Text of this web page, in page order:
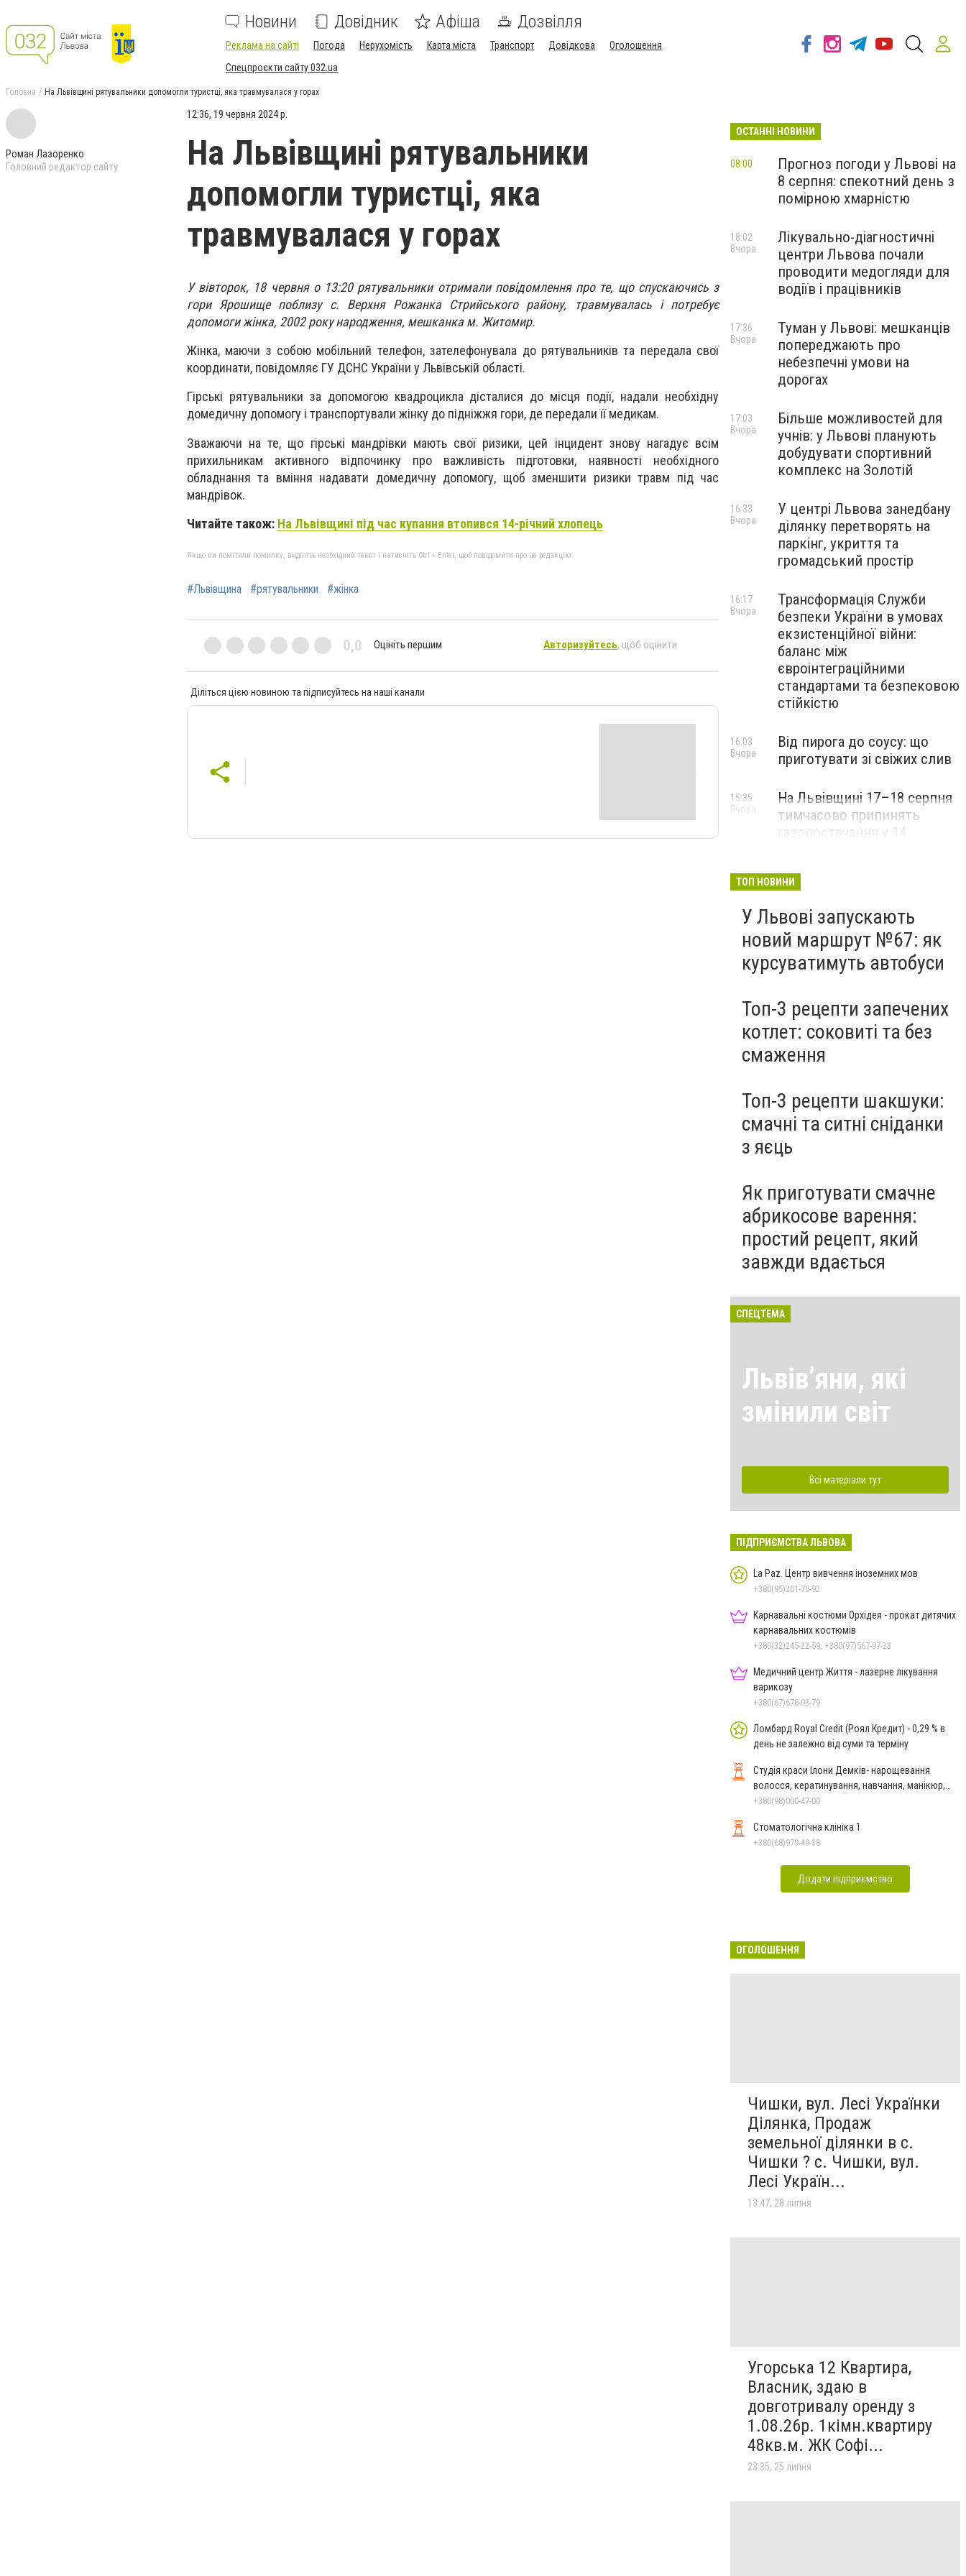
Новини Довідник Афіша Дозвілля
Реклама на сайті Погода Нерухомість Карта міста Транспорт Довідкова
Оголошення
Спецпроєкти сайту 032.ua
Головна На Львівщині рятувальники допомогли туристці, яка травмувалася у горах
Роман Лазоренко
Головний редактор сайту
12:36, 19 червня 2024 р.
На Львівщині рятувальники
допомогли туристці, яка
травмувалася у горах
У вівторок, 18 червня о 13:20 рятувальники отримали повідомлення про те, що спускаючись з
гори Ярошище поблизу с. Верхня Рожанка Стрийського району, травмувалась і потребує
допомоги жінка, 2002 року народження, мешканка м. Житомир.
Жінка, маючи з собою мобільний телефон, зателефонувала до рятувальників та передала свої
координати, повідомляє ГУ ДСНС України у Львівській області.
Гірські рятувальники за допомогою квадроцикла дісталися до місця події, надали необхідну
домедичну допомогу і транспортували жінку до підніжжя гори, де передали її медикам.
Зважаючи на те, що гірські мандрівки мають свої ризики, цей інцидент знову нагадує всім
прихильникам активного відпочинку про важливість підготовки, наявності необхідного
обладнання та вміння надавати домедичну допомогу, щоб зменшити ризики травм під час
мандрівок.
Читайте також: На Львівщині під час купання втопився 14-річний хлопець
Якщо ви помітили помилку, виділіть необхідний текст і натисніть Ctrl + Enter, щоб повідомити про це редакцію
#Львівщина #рятувальники #жінка
0,0 Оцініть першим Авторизуйтесь, щоб оцінити
Діліться цією новиною та підписуйтесь на наші канали
ОСТАННІ НОВИНИ
Прогноз погоди у Львові на
8 серпня: спекотний день з
помірною хмарністю
08:00
Лікувально-діагностичні
центри Львова почали
проводити медогляди для
водіїв і працівників
18:02
Вчора
Туман у Львові: мешканців
попереджають про
небезпечні умови на
дорогах
17:36
Вчора
Більше можливостей для
учнів: у Львові планують
добудувати спортивний
комплекс на Золотій
17:03
Вчора
У центрі Львова занедбану
ділянку перетворять на
паркінг, укриття та
громадський простір
16:33
Вчора
Трансформація Служби
безпеки України в умовах
екзистенційної війни:
баланс між
євроінтеграційними
стандартами та безпековою
стійкістю
16:17
Вчора
Від пирога до соусу: що
приготувати зі свіжих слив
16:03
Вчора
На Львівщині 17–18 серпня
тимчасово припинять
газопостачання у 14
15:35
Вчора
ТОП НОВИНИ
У Львові запускають
новий маршрут №67: як
курсуватимуть автобуси
Топ-3 рецепти запечених
котлет: соковиті та без
смаження
Топ-3 рецепти шакшуки:
смачні та ситні сніданки
з яєць
Як приготувати смачне
абрикосове варення:
простий рецепт, який
завжди вдається
СПЕЦТЕМА
Львівʼяни, які
змінили світ
Всі матеріали тут
ПІДПРИЄМСТВА ЛЬВОВА
La Paz. Центр вивчення іноземних мов
+380(95)201-70-92
Карнавальні костюми Орхідея - прокат дитячих
карнавальних костюмів
+380(32)245-22-59, +380(97)567-97-23
Медичний центр Життя - лазерне лікування
варикозу
+380(67)676-03-79
Ломбард Royal Credit (Роял Кредит) - 0,29 % в
день не залежно від суми та терміну
Студія краси Ілони Демків- нарощевання
волосся, кератинування, навчання, манікюр,
педикюр, перманент
+380(98)000-47-00
Стоматологічна клініка 1
+380(68)979-49-38
Додати підприємство
ОГОЛОШЕННЯ
Чишки, вул. Лесі Українки
Ділянка, Продаж
земельної ділянки в с.
Чишки ? с. Чишки, вул.
Лесі Україн...
13:47, 28 липня
Угорська 12 Квартира,
Власник, здаю в
довготривалу оренду з
1.08.26р. 1кімн.квартиру
48кв.м. ЖК Софі...
23:35, 25 липня